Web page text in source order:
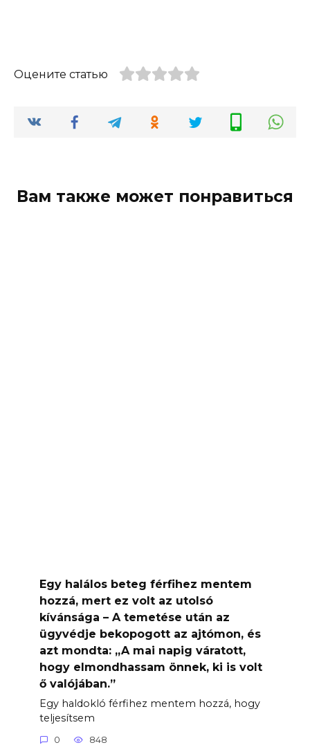
Оцените статью
Вам также может понравиться
Egy halálos beteg férfihez mentem
hozzá, mert ez volt az utolsó
kívánsága – A temetése után az
ügyvédje bekopogott az ajtómon, és
azt mondta: „A mai napig váratott,
hogy elmondhassam önnek, ki is volt
ő valójában.”
Egy haldokló férfihez mentem hozzá, hogy
teljesítsem
0 848